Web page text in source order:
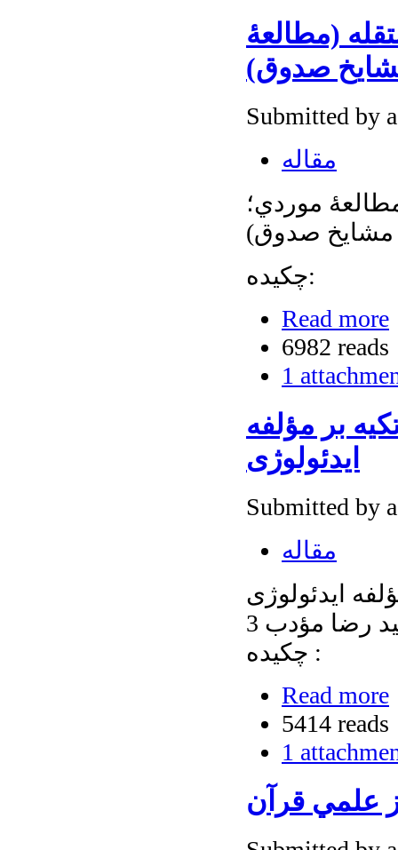
(مطالعۀ
صدوق)
Submitted by
مقاله
موردي؛
مشایخ صدوق)
چکیده:
Read more
6982 reads
1
بر مؤلفه
ايدئولوژی
Submitted by
مقاله
ايدئولوژی
چکیده :
Read more
5414 reads
1
علمي قرآن